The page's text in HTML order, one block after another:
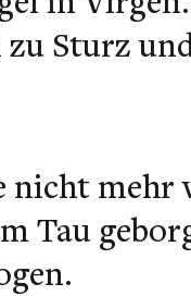
zu Sturz
nicht mehr
Tau